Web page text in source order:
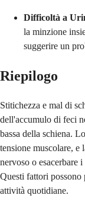
Difficoltà a
la minzione
suggerire un
Riepilogo
Stitichezza e mal di
dell'accumulo di feci
bassa della schiena.
tensione muscolare, e
nervoso o esacerbare
Questi fattori
attività quotidiane.